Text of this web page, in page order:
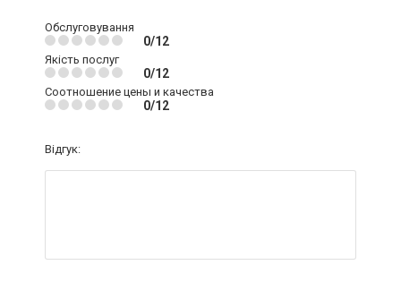
Обслуговування
0/12
Якість послуг
0/12
Соотношение цены и качества
0/12
Відгук: